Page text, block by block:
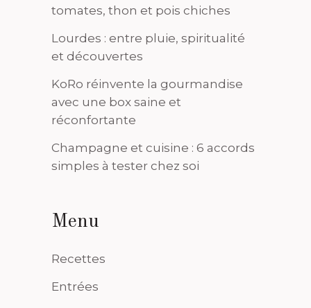
tomates, thon et pois chiches
Lourdes : entre pluie, spiritualité
et découvertes
KoRo réinvente la gourmandise
avec une box saine et
réconfortante
Champagne et cuisine : 6 accords
simples à tester chez soi
Menu
Recettes
Entrées